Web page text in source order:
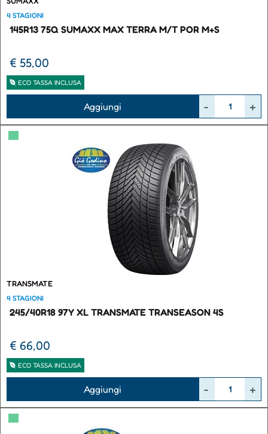
4 STAGIONI
145R13 75Q SUMAXX MAX TERRA M/T POR M+S
€ 55,00
ECO TASSA INCLUSA
Aggiungi
▀
TRANSMATE
4 STAGIONI
245/40R18 97Y XL TRANSMATE TRANSEASON 4S
€ 66,00
ECO TASSA INCLUSA
Aggiungi
▀